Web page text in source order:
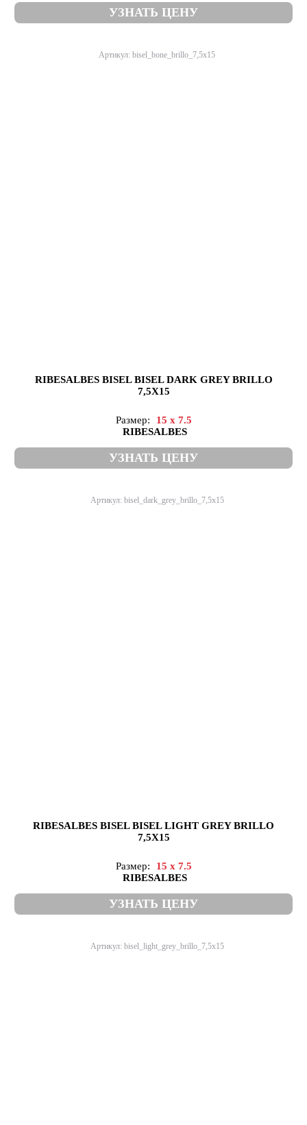
УЗНАТЬ ЦЕНУ
Артикул: bisel_bone_brillo_7,5x15
RIBESALBES BISEL BISEL DARK GREY BRILLO
7,5X15
Размер:
15 x 7.5
RIBESALBES
УЗНАТЬ ЦЕНУ
Артикул: bisel_dark_grey_brillo_7,5x15
RIBESALBES BISEL BISEL LIGHT GREY BRILLO
7,5X15
Размер:
15 x 7.5
RIBESALBES
УЗНАТЬ ЦЕНУ
Артикул: bisel_light_grey_brillo_7,5x15